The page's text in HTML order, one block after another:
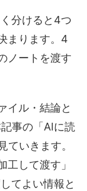
分けると4つ
まります。4
ノートを渡す
イル・結論と
事の「AIに読
ていきます。
して渡す」
てよい情報と